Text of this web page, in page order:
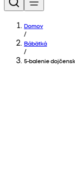
Domov
/
Bábätká
/
5-balenie